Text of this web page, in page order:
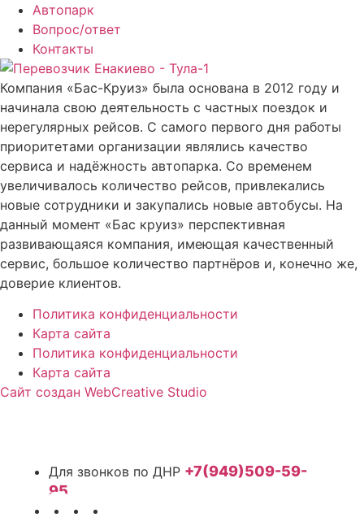
Автопарк
Вопрос/ответ
Контакты
Компания «Бас-Круиз» была основана в 2012 году и
начинала свою деятельность с частных поездок и
нерегулярных рейсов. С самого первого дня работы
приоритетами организации являлись качество
сервиса и надёжность автопарка. Со временем
увеличивалось количество рейсов, привлекались
новые сотрудники и закупались новые автобусы. На
данный момент «Бас круиз» перспективная
развивающаяся компания, имеющая качественный
сервис, большое количество партнёров и, конечно же,
доверие клиентов.
Политика конфиденциальности
Карта сайта
Политика конфиденциальности
Карта сайта
Сайт создан WebCreative Studio
+7(949)509-59-
95